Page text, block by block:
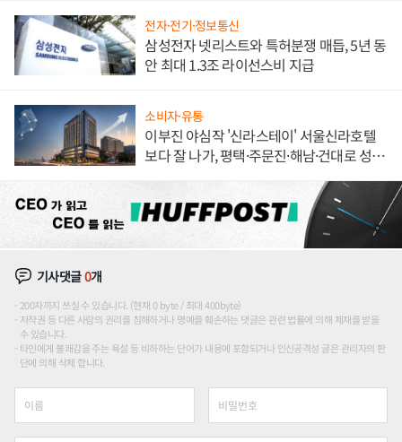
전자·전기·정보통신
삼성전자 넷리스트와 특허분쟁 매듭, 5년 동
안 최대 1.3조 라이선스비 지급
소비자·유통
이부진 야심작 '신라스테이' 서울신라호텔
보다 잘 나가, 평택·주문진·해남·건대로 성
기사댓글0개
200자까지 쓰실 수 있습니다. (현재 0 byte / 최대 400byte)
저작권 등 다른 사람의 권리를 침해하거나 명예를 훼손하는 댓글은 관련 법률에 의해 제재를 받을
수 있습니다.
타인에게 불쾌감을 주는 욕설 등 비하하는 단어가 내용에 포함되거나 인신공격성 글은 관리자의 판
단에 의해 삭제 합니다.